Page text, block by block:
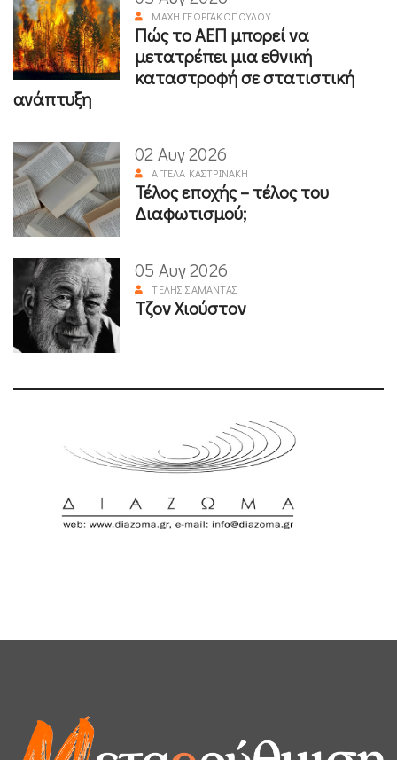
ΜΆΧΗ ΓΕΩΡΓΑΚΟΠΟΎΛΟΥ
Πώς το ΑΕΠ μπορεί να
μετατρέπει μια εθνική
καταστροφή σε στατιστική
ανάπτυξη
02 Αυγ 2026
ΑΓΓΈΛΑ ΚΑΣΤΡΙΝΆΚΗ
Τέλος εποχής – τέλος του
Διαφωτισμού;
05 Αυγ 2026
ΤΈΛΗΣ ΣΑΜΑΝΤΆΣ
Τζον Χιούστον